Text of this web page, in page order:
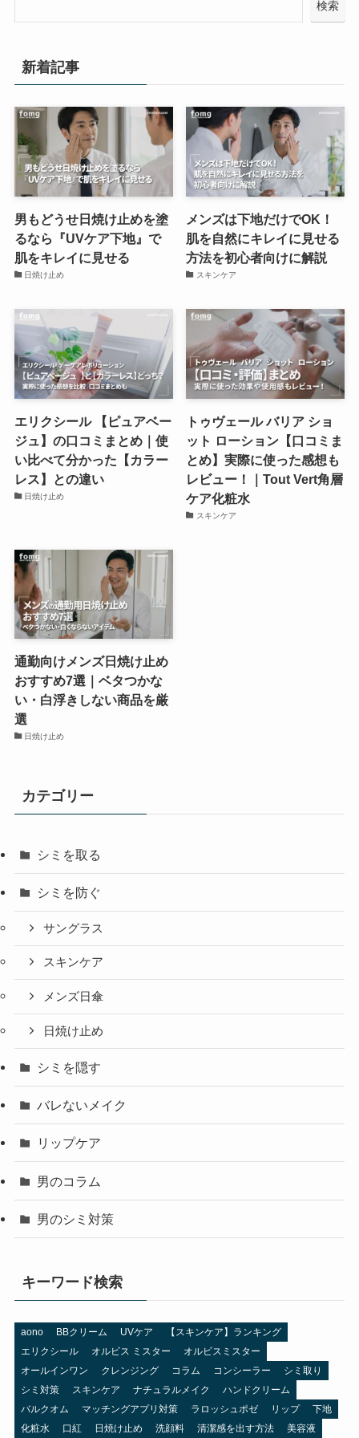
検索
新着記事
男もどうせ日焼け止めを塗
るなら『UVケア下地』で
肌をキレイに見せる
日焼け止め
メンズは下地だけでOK！
肌を自然にキレイに見せる
方法を初心者向けに解説
スキンケア
エリクシール 【ピュアベー
ジュ】の口コミまとめ｜使
い比べて分かった【カラー
レス】との違い
日焼け止め
トゥヴェール バリア ショ
ット ローション【口コミま
とめ】実際に使った感想も
レビュー！｜Tout Vert角層
ケア化粧水
スキンケア
通勤向けメンズ日焼け止め
おすすめ7選｜ベタつかな
い・白浮きしない商品を厳
選
日焼け止め
カテゴリー
シミを取る
シミを防ぐ
サングラス
スキンケア
メンズ日傘
日焼け止め
シミを隠す
バレないメイク
リップケア
男のコラム
男のシミ対策
キーワード検索
aono BBクリーム UVケア
【スキンケア】ランキング
エリクシール
オルビス ミスター
オルビスミスター
オールインワン
クレンジング コラム コンシーラー
シミ取り
シミ対策
スキンケア ナチュラルメイク
ハンドクリーム
バルクオム
マッチングアプリ対策 ラロッシュポゼ リップ
下地
化粧水
口紅 日焼け止め 洗顔料 清潔感を出す方法 美容液